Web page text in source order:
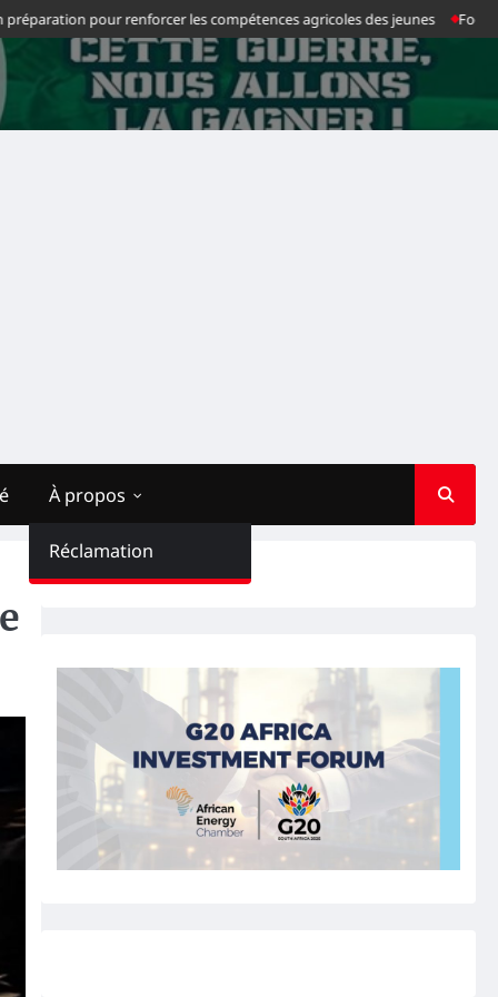
pour renforcer les compétences agricoles des jeunes Football :
À propos
Réclamation